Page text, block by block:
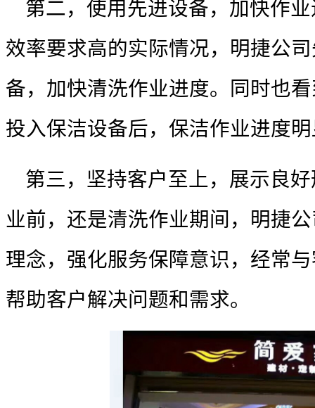
第二，使用先进设备，加快作
效率要求高的实际情况，明捷公
备，加快清洗作业进度。同时也
投入保洁设备后，保洁作业进度
第三，坚持客户至上，展示良
业前，还是清洗作业期间，明捷
理念，强化服务保障意识，经常
帮助客户解决问题和需求。